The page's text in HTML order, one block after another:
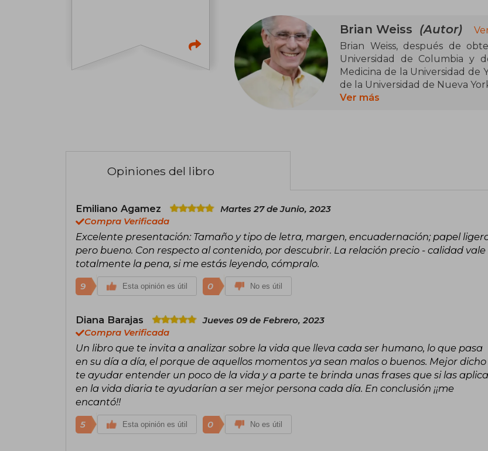
Brian Weiss (Autor)
Brian Weiss, después de
Universidad de Columbia y
Medicina de la Universidad de
de la Universidad de Nueva
Ver más
Opiniones del libro
Emiliano Agamez
Martes 27 de Junio, 2023
Compra Verificada
Excelente presentación: Tamaño y tipo de letra, margen, encuadernación; papel
pero bueno. Con respecto al contenido, por descubrir. La relación precio - calidad vale
totalmente la pena, si me estás leyendo, cómpralo.
9 Esta opinión es útil 0 No es útil
Diana Barajas
Jueves 09 de Febrero, 2023
Compra Verificada
Un libro que te invita a analizar sobre la vida que lleva cada ser humano, lo que pasa
en su día a día, el porque de aquellos momentos ya sean malos o buenos. Mejor dicho
te ayudar entender un poco de la vida y a parte te brinda unas frases que si las
en la vida diaria te ayudarían a ser mejor persona cada día. En conclusión ¡¡me
encantó!!
5 Esta opinión es útil 0 No es útil